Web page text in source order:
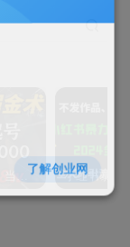
天选之人掘金术，当天起号，7条作品涨粉4000+，单月变现2.8w天选之人掘… 了解创业网